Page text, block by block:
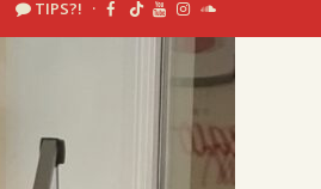
TIPS?! ·
uur 1 van 2
Volgend uur